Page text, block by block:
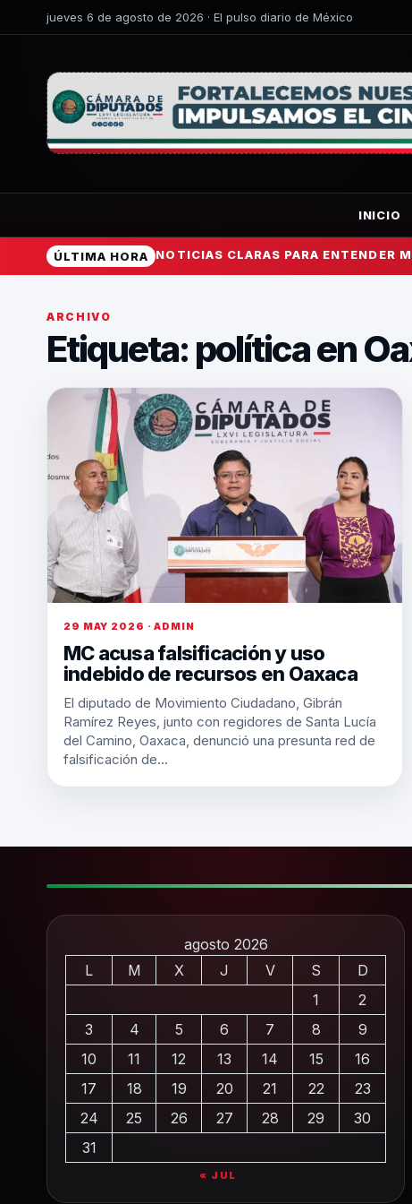
jueves 6 de agosto de 2026 · El pulso diario de México
INICIO
ÚLTIMA HORA NOTICIAS CLARAS PARA ENTENDER
ARCHIVO
Etiqueta: política en
29 MAY 2026 · ADMIN
MC acusa falsificación y uso
indebido de recursos en Oaxaca
El diputado de Movimiento Ciudadano, Gibrán
Ramírez Reyes, junto con regidores de Santa Lucía
del Camino, Oaxaca, denunció una presunta red de
falsificación de…
agosto 2026
L
M X J V S
D
1
2
3
4 5 6 7 8
9
10
11 12 13 14 15
16
17
18 19 20 21 22
23
24
25 26 27 28 29
30
31
« JUL